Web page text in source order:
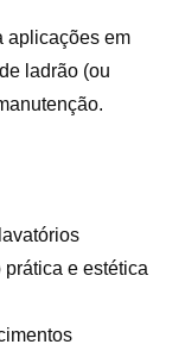
aplicações em
ladrão (ou
e estética